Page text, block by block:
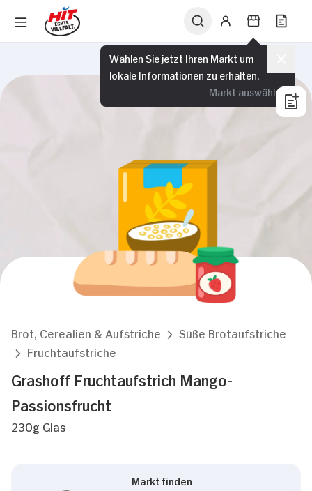
Wählen Sie jetzt Ihren Markt um
lokale Informationen zu erhalten.
Markt auswählen
Brot, Cerealien & Aufstriche
Süße Brotaufstriche
Fruchtaufstriche
Grashoff Fruchtaufstrich Mango-
Passionsfrucht
230g Glas
Markt finden